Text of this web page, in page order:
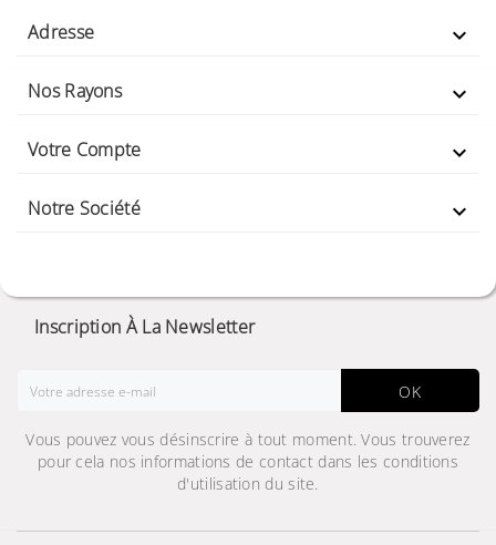
Adresse 
Nos Rayons 
Votre Compte 
Notre Société 
Inscription À La Newsletter
OK
Vous pouvez vous désinscrire à tout moment. Vous trouverez
pour cela nos informations de contact dans les conditions
d'utilisation du site.